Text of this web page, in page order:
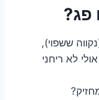
פג?
ששפוי),
לא ריחני